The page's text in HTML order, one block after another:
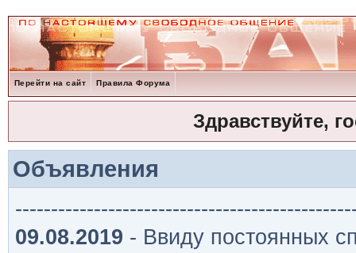
Перейти на сайт Правила Форума
Здравствуйте,
Объявления
09.08.2019 - Ввиду постоянных